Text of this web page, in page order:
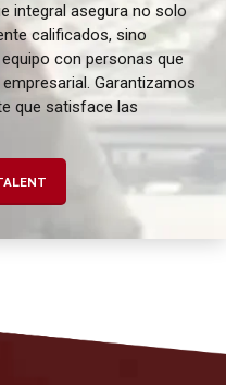
integral asegura no solo
calificados, sino
con personas que
Garantizamos
que satisface las